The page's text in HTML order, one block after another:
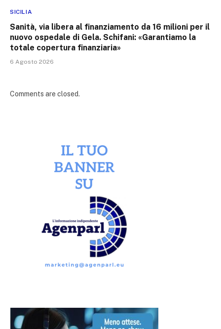
SICILIA
Sanità, via libera al finanziamento da 16 milioni per il
nuovo ospedale di Gela. Schifani: «Garantiamo la
totale copertura finanziaria»
6 Agosto 2026
Comments are closed.